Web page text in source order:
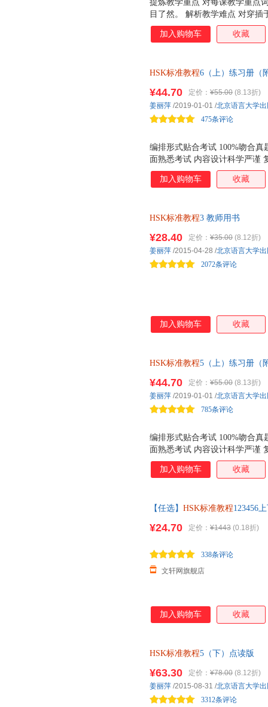
提炼教学重点 对每课教学重点
目了然。 解析教学难点 对穿
扩展，凸显提示。 再现教学过
可操作的方法性教学指导。 补
加入购物车 收藏
HSK标准教程6（上）练习册（
编排形式贴合考试 100%吻合
面熟悉考试 内容设计科学严谨
学习者扩展学习的能力 语言风
助学习者掌握*真实、自然的语
¥44.70 定价： ¥55.00 (8.13折)
475条评论
姜丽萍 /2019-01-01 /北京语言大学
加入购物车 收藏
HSK标准教程3 教师用书
¥28.40 定价： ¥35.00 (8.12折)
2072条评论
姜丽萍 /2015-04-28 /北京语言大学
加入购物车 收藏
HSK标准教程5（上）练习册（
编排形式贴合考试 100%吻合
面熟悉考试 内容设计科学严谨
学习者扩展学习的能力 语言风
助学习者掌握*真实、自然的语
¥44.70 定价： ¥55.00 (8.13折)
785条评论
姜丽萍 /2019-01-01 /北京语言大学
加入购物车 收藏
【任选】 HSK标准教程123456
¥24.70 定价： ¥1443 (0.18折)
文轩网旗舰店
338条评论
加入购物车 收藏
HSK标准教程5（下）点读版
¥63.30 定价： ¥78.00 (8.12折)
3312条评论
姜丽萍 /2015-08-31 /北京语言大学